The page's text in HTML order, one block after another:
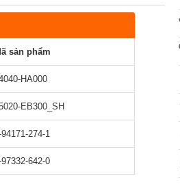
sản phẩm
HA000
EB300_SH
274-1
642-0